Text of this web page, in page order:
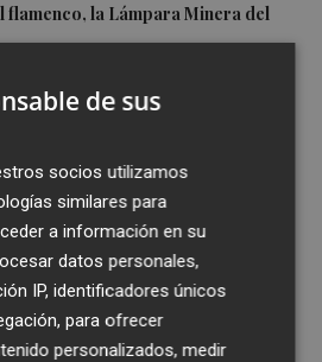
flamenco, la Lámpara Minera del
el Galatasaray
vez un partido en Mestalla
de sus
socios utilizamos
similares para
a información en su
datos personales,
IP, identificadores únicos
para ofrecer
personalizados, medir